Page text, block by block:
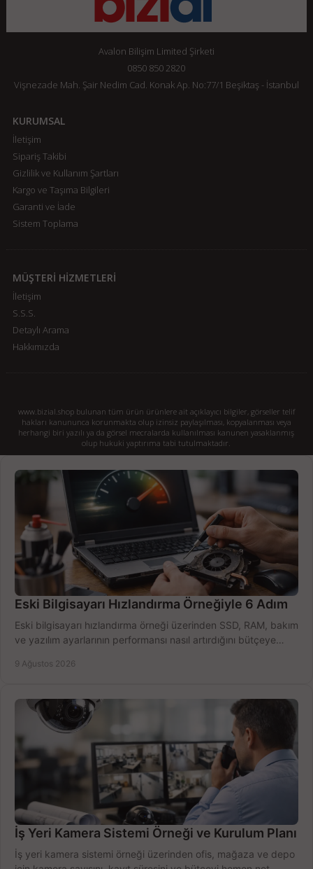
Avalon Bilişim Limited Şirketi
0850 850 2820
Vişnezade Mah. Şair Nedim Cad. Konak Ap. No:77/1 Beşiktaş - İstanbul
KURUMSAL
İletişim
Sipariş Takibi
Gizlilik ve Kullanım Şartları
Kargo ve Taşıma Bilgileri
Garanti ve İade
Sistem Toplama
MÜŞTERİ HİZMETLERİ
İletişim
S.S.S.
Detaylı Arama
Hakkımızda
www.bizial.shop bulunan tüm ürün ürünlere ait açıklayıcı bilgiler, görseller telif
hakları kanununca korunmakta olup izinsiz paylaşılması, kopyalanması veya
herhangi biri yazılı ya da görsel mecralarda kullanılması kanunen yasaklanmış
olup hukuki yaptırıma tabi tutulmaktadır.
Eski Bilgisayarı Hızlandırma Örneğiyle 6 Adım
Eski bilgisayarı hızlandırma örneği üzerinden SSD, RAM, bakım
ve yazılım ayarlarının performansı nasıl artırdığını bütçeye
9 Ağustos 2026
İş Yeri Kamera Sistemi Örneği ve Kurulum Planı
İş yeri kamera sistemi örneği üzerinden ofis, mağaza ve depo